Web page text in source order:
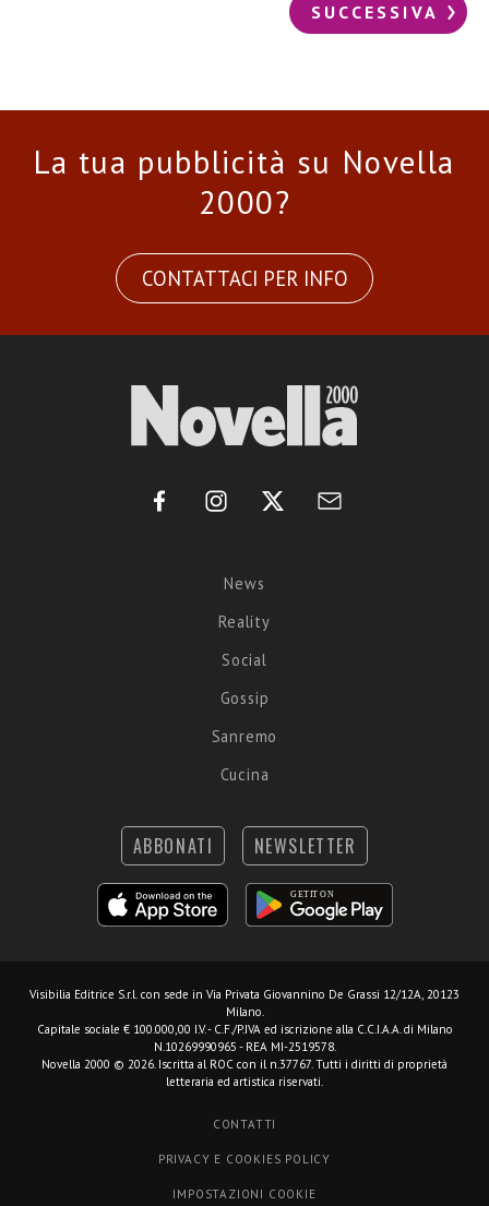
SUCCESSIVA
La tua pubblicità su Novella
2000?
CONTATTACI PER INFO
News
Reality
Social
Gossip
Sanremo
Cucina
ABBONATI NEWSLETTER
Visibilia Editrice S.r.l. con sede in Via Privata Giovannino De Grassi 12/12A, 20123
Milano.
Capitale sociale € 100.000,00 I.V. - C.F./P.IVA ed iscrizione alla C.C.I.A.A. di Milano
N.10269990965 - REA MI-2519578.
Novella 2000 © 2026. Iscritta al ROC con il n.37767. Tutti i diritti di proprietà
letteraria ed artistica riservati.
CONTATTI
PRIVACY E COOKIES POLICY
IMPOSTAZIONI COOKIE